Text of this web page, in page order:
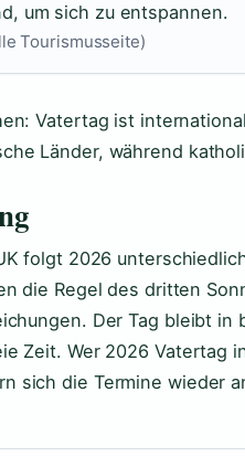
um sich zu entspannen.
Tourismusseite)
Vatertag ist
Länder, während
folgt 2026
die Regel des dritten
Der Tag bleibt
Zeit. Wer 2026 Vatertag
sich die Termine wieder